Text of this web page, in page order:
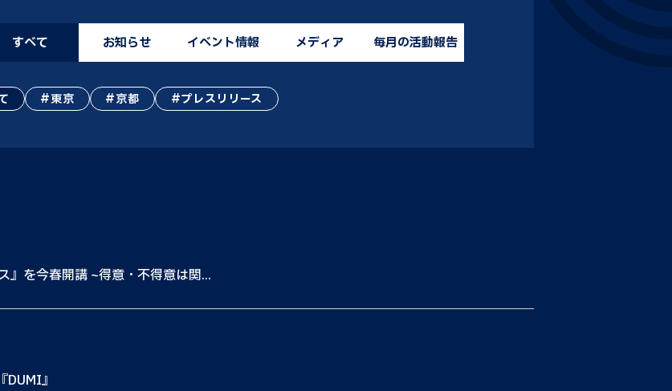
すべて お知らせ イベント情報 メディア 毎月の活動報告
東京 京都 プレスリリース
』を今春開講 ~得意・不得意は関...
』